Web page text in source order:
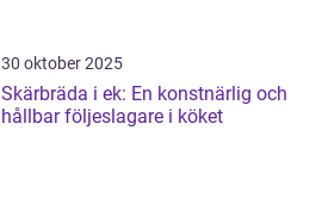
30 oktober 2025
Skärbräda i ek: En konstnärlig och
hållbar följeslagare i köket